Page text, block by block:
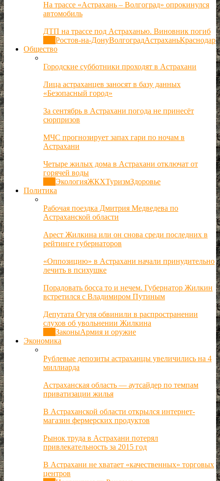
На трассе «Астрахань – Волгоград» опрокинулся
автомобиль
ДТП на трассе под Астраханью. Виновник погиб
Ростов-на-ДонуВолгоградАстраханьКраснодар
Общество
Городские субботники проходят в Астрахани
Лица астраханцев заносят в базу данных
«Безопасный город»
За сентябрь в Астрахани погода не принесёт
сюрпризов
МЧС прогнозирует запах гари по ночам в
Астрахани
Четыре жилых дома в Астрахани отключат от
горячей воды
ЭкологияЖКХТуризмЗдоровье
Политика
Рабочая поездка Дмитрия Медведева по
Астраханской области
Арест Жилкина или он снова среди последних в
рейтинге губернаторов
«Оппозицию» в Астрахани начали принудительно
лечить в психушке
Порадовать босса то и нечем. Губернатор Жилкин
встретился с Владимиром Путиным
Депутата Огуля обвинили в распространении
слухов об увольнении Жилкина
ЗаконыАрмия и оружие
Экономика
Рублевые депозиты астраханцы увеличились на 4
миллиарда
Астраханская область — аутсайдер по темпам
приватизации жилья
В Астраханской области открылся интернет-
магазин фермерских продуктов
Рынок труда в Астрахани потерял
привлекательность за 2015 год
В Астрахани не хватает «качественных» торговых
центров